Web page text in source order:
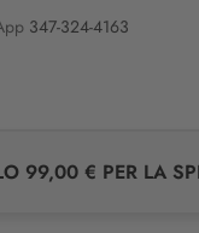
347-324-4163
99,00 € PER LA